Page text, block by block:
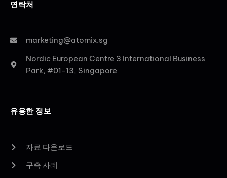
연락처
marketing@atomix.sg
Nordic European Centre 3 International Business
Park, #01-13, Singapore
유용한 정보
자료 다운로드
구축 사례